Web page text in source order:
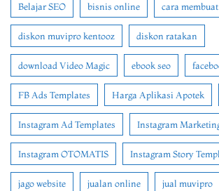
Belajar SEO bisnis online cara
diskon muvipro kentooz diskon ratakan
download Video Magic ebook seo
FB Ads Templates Harga Aplikasi Apotek
Instagram Ad Templates Instagram
Instagram OTOMATIS Instagram Story
jago website jualan online jual muvipro